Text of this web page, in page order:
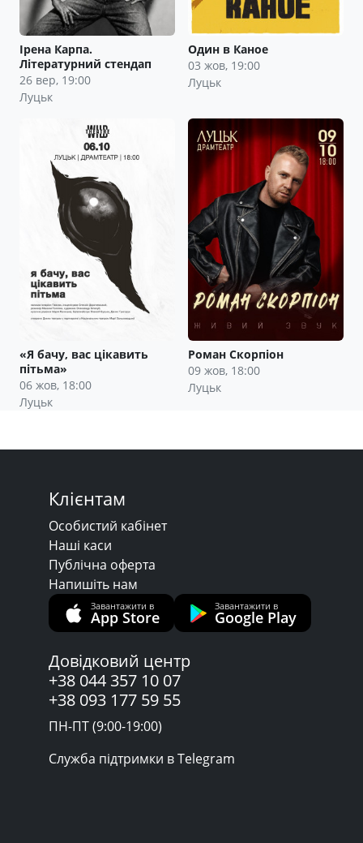
Ірена Карпа.
Літературний стендап
26 вер, 19:00
Луцьк
Один в Каное
03 жов, 19:00
Луцьк
«Я бачу, вас цікавить
пітьма»
06 жов, 18:00
Луцьк
Роман Скорпіон
09 жов, 18:00
Луцьк
Клієнтам
Особистий кабінет
Наші каси
Публічна оферта
Напишіть нам
Завантажити в
App Store
Завантажити в
Google Play
Довідковий центр
+38 044 357 10 07
+38 093 177 59 55
ПН-ПТ (9:00-19:00)
Служба підтримки в Telegram